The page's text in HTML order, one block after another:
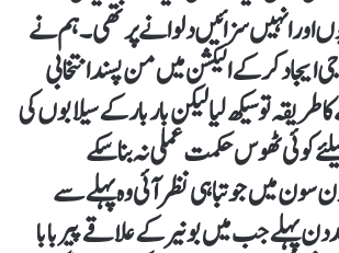
اور انہیں سزائیں دلوانے پر تھی ۔ ہم نے
ایجاد کر کے الیکشن میں من پسند انتخابی
تو سیکھ لیا لیکن بار بار کے سیلابوں کی
کوئی ٹھوس حکمت عملی نہ بنا سکے
مون سون میں جو تباہی نظر آئی وہ پہلے سے
دن پہلے جب میں بونیر کے علاقے پیر بابا